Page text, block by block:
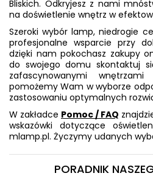
Bliskich. Odkryjesz z nami
na doświetlenie wnętrz w
Szeroki wybór lamp, niedrogie
profesjonalne wsparcie przy
dzięki nam pokochasz zakupy
do swojego domu skontaktuj
zafascynowanymi
pomożemy Wam w wyborze
zastosowaniu optymalnych
W zakładce Pomoc / FAQ
wskazówki dotyczące
mlamp.pl. Życzymy udanych
PORADNIK